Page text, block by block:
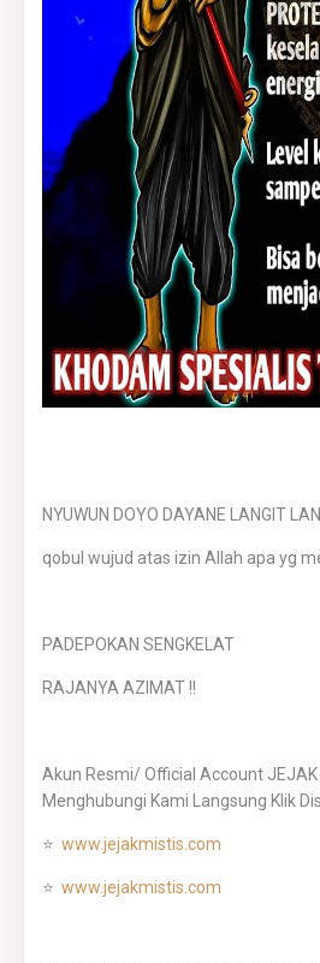
NYUWUN DOYO DAYANE LANGIT
qobul wujud atas izin Allah apa yg
PADEPOKAN SENGKELAT
RAJANYA AZIMAT !!
Akun Resmi/ Official Account JEJAK
Menghubungi Kami Langsung Klik
⭐ www.jejakmistis.com
⭐ www.jejakmistis.com